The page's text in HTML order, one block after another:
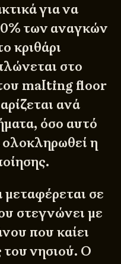
για να
των αναγκών
κριθάρι
στο
malting floor
ανά
όσο αυτό
ολοκληρωθεί η
σε
στεγνώνει με
που καίει
νησιού. Ο